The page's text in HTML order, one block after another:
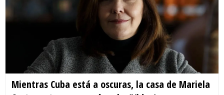
Mientras Cuba está a oscuras, la casa de Mariela